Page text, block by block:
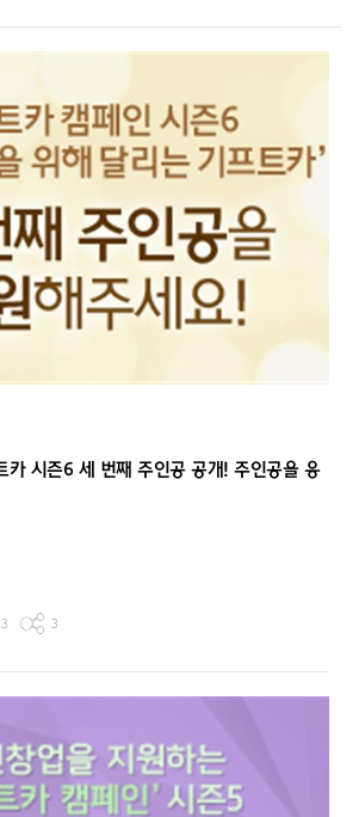
트카 시즌6 세 번째 주인공 공개! 주인공을 응
3